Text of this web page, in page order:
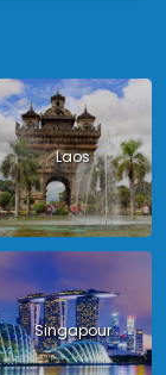
Laos
Singapour